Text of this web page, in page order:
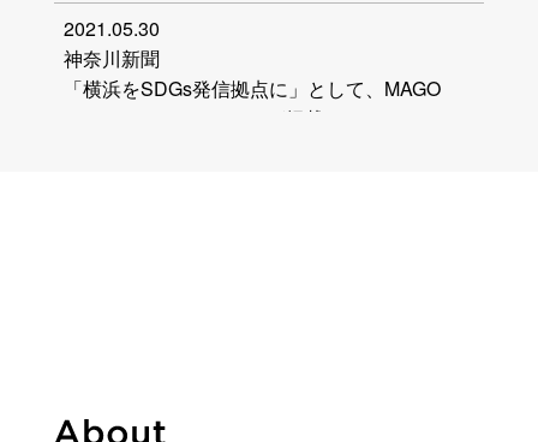
2021.05.30
神奈川新聞
「横浜をSDGs発信拠点に」として、MAGO
GALLERY YOKOHAMAが掲載されました。
して、MAGO GALLERY YOKOHAMAが掲載さ